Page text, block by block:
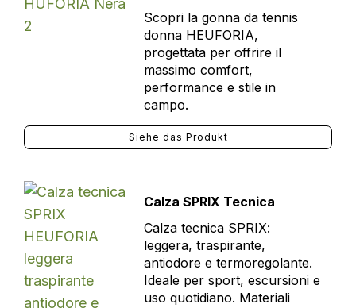
Scopri la gonna da tennis
donna HEUFORIA,
progettata per offrire il
massimo comfort,
performance e stile in
campo.
Siehe das Produkt
Calza SPRIX Tecnica
Calza tecnica SPRIX:
leggera, traspirante,
antiodore e termoregolante.
Ideale per sport, escursioni e
uso quotidiano. Materiali